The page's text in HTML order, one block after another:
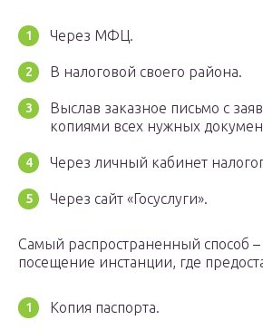
Через МФЦ.
В налоговой своего района.
Выслав заказное письмо с
копиями всех нужных
Через личный кабинет
Через сайт «Госуслуги».
Самый распространенный способ
посещение инстанции, где
Копия паспорта.